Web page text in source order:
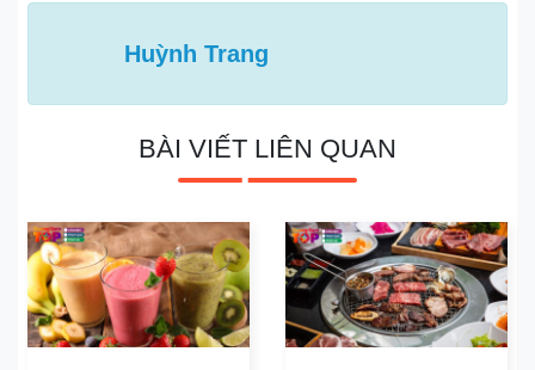
Huỳnh Trang
BÀI VIẾT LIÊN QUAN